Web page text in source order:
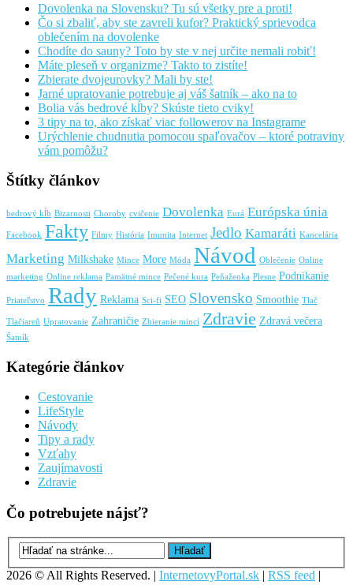
Dovolenka na Slovensku? Tu sú všetky pre a proti!
Čo si zbaliť, aby ste zavreli kufor? Praktický sprievodca
oblečením na dovolenke
Chodíte do sauny? Toto by ste v nej určite nemali robiť!
Máte pleseň v organizme? Takto to zistíte!
Zbierate dvojeurovky? Mali by ste!
Jarné upratovanie potrebuje aj váš šatník – ako na to
Bolia vás bedrové kĺby? Skúste tieto cviky!
3 tipy na to, ako získať viac followerov na Instagrame
Urýchlenie chudnutia pomocou spaľovačov – ktoré potraviny
vám pomôžu?
Štítky článkov
bedrový kĺb Bizarnosti Choroby cvičenie Dovolenka Eurá Európska únia
Facebook Fakty Filmy História Imunita Internet Jedlo Kamaráti Kancelária
Marketing Milkshake Mince More Móda Návod Oblečenie Online
marketing Online reklama Pamätné mince Pečené kura Peňaženka Plesne Podnikanie
Priateľstvo Rady Reklama Sci-fi SEO Slovensko Smoothie Tlač
Tlačiareň Upratovanie Zahraničie Zbieranie mincí Zdravie Zdravá večera
Šatník
Kategórie článkov
Cestovanie
LifeStyle
Návody
Tipy a rady
Vzťahy
Zaujímavosti
Zdravie
Čo potrebujete nájsť?
2026 © All Rights Reserved. | InternetovyPortal.sk RSS feed